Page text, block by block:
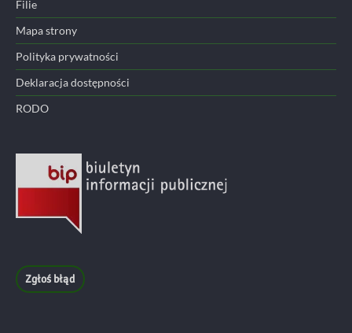
Filie
Mapa strony
Polityka prywatności
Deklaracja dostępności
RODO
Zgłoś błąd